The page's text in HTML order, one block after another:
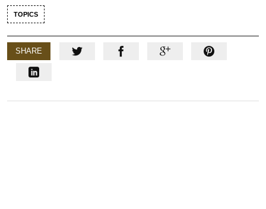
TOPICS
SHARE